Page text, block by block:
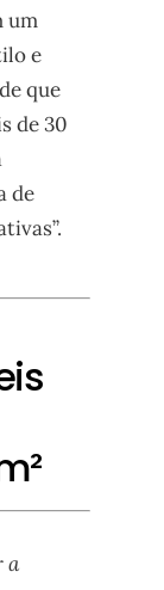
um
e
que
de 30
de
a